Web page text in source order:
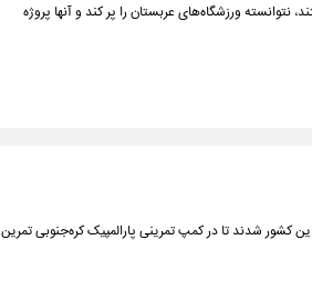
نتوانسته ورزشگاه‌های عربستان را پر کند و آنها پروژه
کشور شدند تا در کمپ تمرینی پارالمپیک کره‌جنوبی تمرین